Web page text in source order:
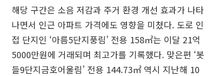
해당 구간은 소음 저감과 주거 환경 개선 효과가 나타
나면서 인근 아파트 가격에도 영향을 미쳤다. 도로 인
접 단지인 ‘아름5단지풍림’ 전용 158㎡는 이달 21억
5000만원에 거래되며 최고가를 기록했다. 맞은편 ‘봇
들9단지금호어울림’ 전용 144.73㎡ 역시 지난해 10